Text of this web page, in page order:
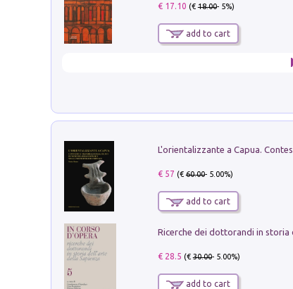
€ 17.10 (€18.00- 5%)
add to cart
€ 57 (€60.00- 5.00%)
add to cart
€ 28.5 (€30.00- 5.00%)
add to cart